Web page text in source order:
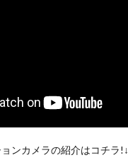
ンカメラの紹介はコチラ!↓